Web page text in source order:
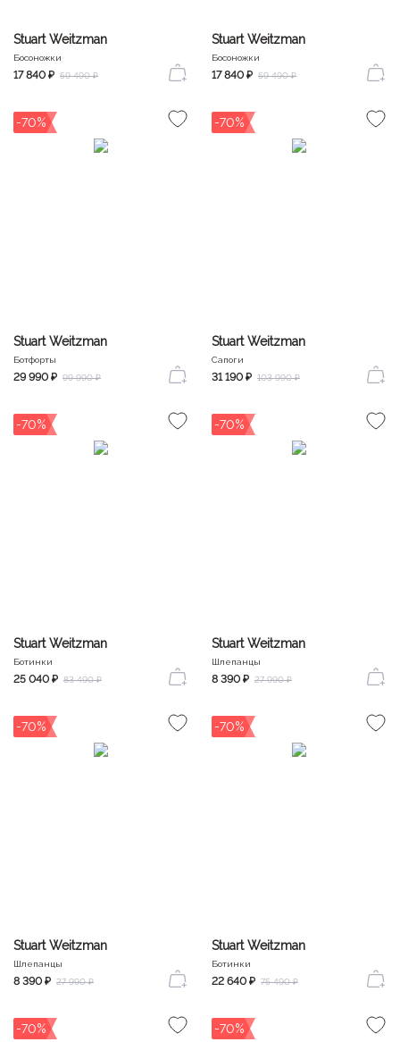
Stuart Weitzman
Босоножки
17 840 ₽ 59 490 ₽
Stuart Weitzman
Босоножки
17 840 ₽ 59 490 ₽
-70%
Stuart Weitzman
Ботфорты
29 990 ₽ 99 990 ₽
-70%
Stuart Weitzman
Сапоги
31 190 ₽ 103 990 ₽
-70%
Stuart Weitzman
Ботинки
25 040 ₽ 83 490 ₽
-70%
Stuart Weitzman
Шлепанцы
8 390 ₽ 27 990 ₽
-70%
Stuart Weitzman
Шлепанцы
8 390 ₽ 27 990 ₽
-70%
Stuart Weitzman
Ботинки
22 640 ₽ 75 490 ₽
-70% -70%